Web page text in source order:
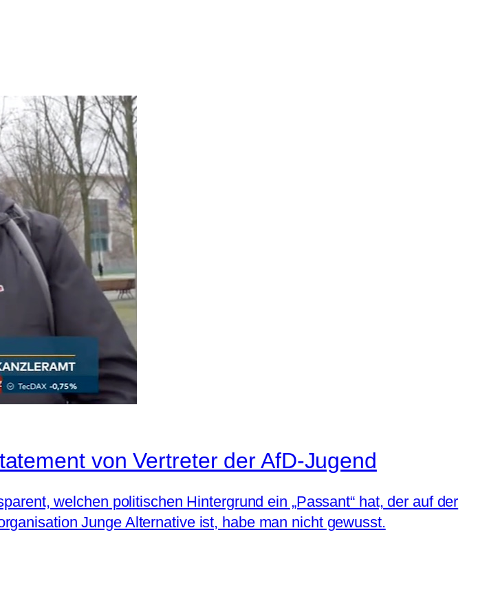
von Vertreter der AfD-Jugend
welchen politischen Hintergrund ein „Passant“ hat, der auf der
Junge Alternative ist, habe man nicht gewusst.